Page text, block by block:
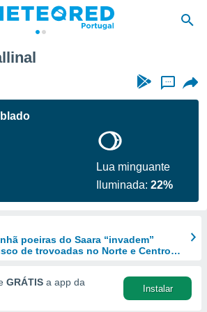
...
Lua minguante
Iluminada:22%
poeiras do Saara “invadem”
de trovoadas no Norte e Centro
GRÁTIS a app da
Instalar